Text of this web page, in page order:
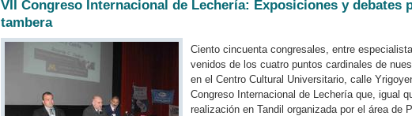
VII Congreso Internacional de Lechería: Exposiciones y debates
tambera
Ciento cincuenta congresales, entre
venidos de los cuatro puntos cardinales de
en el Centro Cultural Universitario, calle
Congreso Internacional de Lechería que, igual
realización en Tandil organizada por el área de